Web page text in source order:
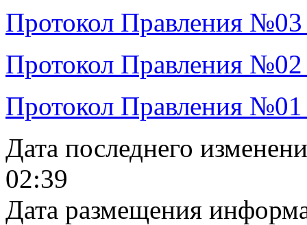
Протокол Правления
Протокол Правления
Протокол Правления
Дата последнего
02:39
Дата размещения